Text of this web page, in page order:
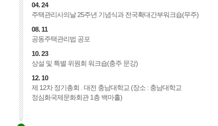
04. 24
주택관리사의날 25주년 기념식과 전국확대간부워크숍(무주)
08. 11
공동주택관리법 공포
10. 23
상설 및 특별 위원회 워크숍(충주 문강)
12. 10
제 12차 정기총회 . 대전 충남대학교 (장소 : 충남대학교
정심화국제문화회관 1층 백마홀)